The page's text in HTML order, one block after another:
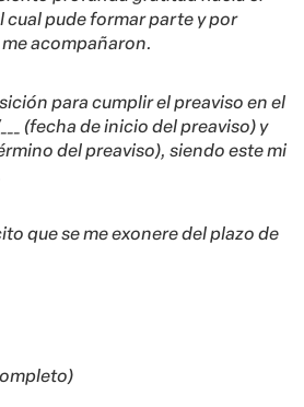
pude formar parte y por
acompañaron.
para cumplir el preaviso en el
(fecha de inicio del preaviso) y
término del preaviso), siendo este mi
que se me exonere del plazo de